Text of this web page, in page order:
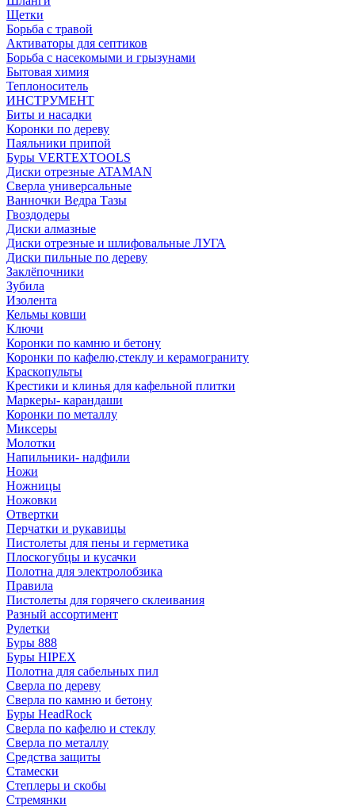
Щетки
Борьба с травой
Активаторы для септиков
Борьба с насекомыми и грызунами
Бытовая химия
Теплоноситель
ИНСТРУМЕНТ
Биты и насадки
Коронки по дереву
Паяльники припой
Буры VERTEXTOOLS
Диски отрезные ATAMAN
Сверла универсальные
Ванночки Ведра Тазы
Гвоздодеры
Диски алмазные
Диски отрезные и шлифовальные ЛУГА
Диски пильные по дереву
Заклёпочники
Зубила
Изолента
Кельмы ковши
Ключи
Коронки по камню и бетону
Коронки по кафелю,стеклу и керамограниту
Краскопульты
Крестики и клинья для кафельной плитки
Маркеры- карандаши
Коронки по металлу
Миксеры
Молотки
Напильники- надфили
Ножи
Ножницы
Ножовки
Отвертки
Перчатки и рукавицы
Пистолеты для пены и герметика
Плоскогубцы и кусачки
Полотна для электролобзика
Правила
Пистолеты для горячего склеивания
Разный ассортимент
Рулетки
Буры 888
Буры HIPEX
Полотна для сабельных пил
Сверла по дереву
Сверла по камню и бетону
Буры HeadRock
Сверла по кафелю и стеклу
Сверла по металлу
Средства защиты
Стамески
Степлеры и скобы
Стремянки